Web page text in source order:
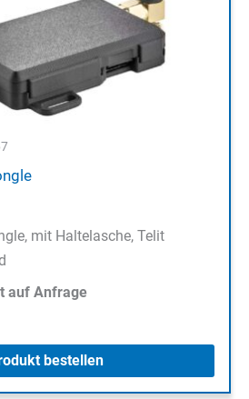
mit Haltelasche, Telit
auf Anfrage
bestellen